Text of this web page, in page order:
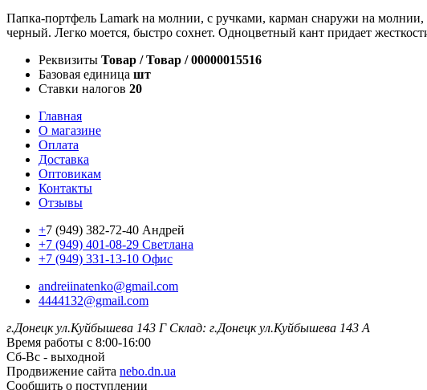
Папка-портфель Lamark на молнии, с ручками, карман снаружи на
черный. Легко моется, быстро сохнет. Одноцветный кант придает
Реквизиты Товар / Товар / 00000015516
Базовая единица шт
Ставки налогов 20
Главная
О магазине
Оплата
Доставка
Оптовикам
Контакты
Отзывы
+7 (949) 382-72-40 Андрей
+7 (949) 401-08-29 Светлана
+7 (949) 331-13-10 Офис
andreiinatenko@gmail.com
4444132@gmail.com
г.Донецк ул.Куйбышева 143 Г Склад: г.Донецк ул.Куйбышева 143 А
Время работы с 8:00-16:00
Сб-Вс - выходной
Продвижение сайта nebo.dn.ua
Сообщить о поступлении